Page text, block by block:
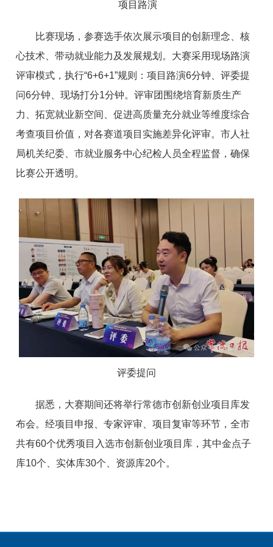
项目路演
比赛现场，参赛选手依次展示项目的创新理念、核
心技术、带动就业能力及发展规划。大赛采用现场路演
评审模式，执行“6+6+1”规则：项目路演6分钟、评委提
问6分钟、现场打分1分钟。评审团围绕培育新质生产
力、拓宽就业新空间、促进高质量充分就业等维度综合
考查项目价值，对各赛道项目实施差异化评审。市人社
局机关纪委、市就业服务中心纪检人员全程监督，确保
比赛公开透明。
评委提问
据悉，大赛期间还将举行常德市创新创业项目库发
布会。经项目申报、专家评审、项目复审等环节，全市
共有60个优秀项目入选市创新创业项目库，其中金点子
库10个、实体库30个、资源库20个。